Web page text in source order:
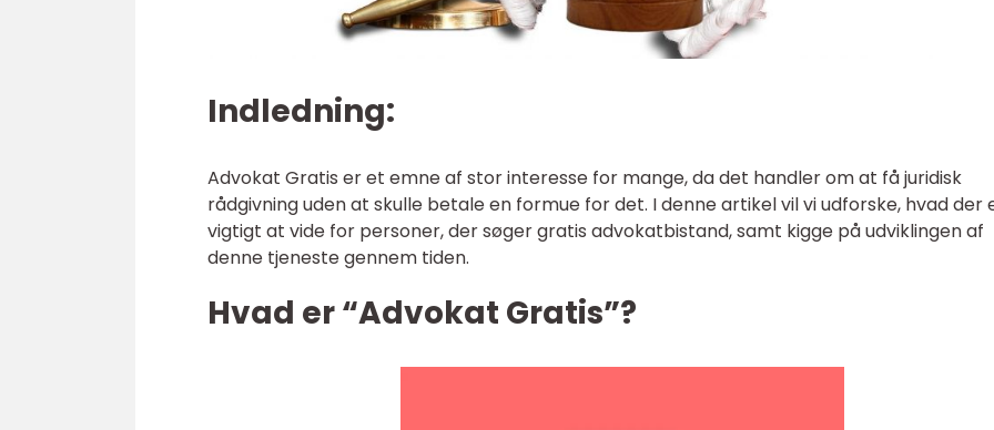
Indledning:
Advokat Gratis er et emne af stor interesse for mange, da det handler om at få juridisk
rådgivning uden at skulle betale en formue for det. I denne artikel vil vi udforske, hvad der
vigtigt at vide for personer, der søger gratis advokatbistand, samt kigge på udviklingen af
denne tjeneste gennem tiden.
Hvad er “Advokat Gratis”?